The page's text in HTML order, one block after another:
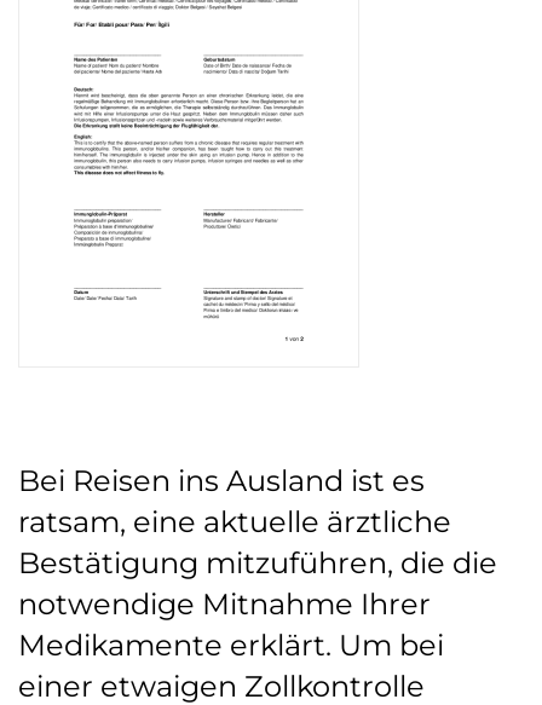
Bei Reisen ins Ausland ist es
ratsam, eine aktuelle ärztliche
Bestätigung mitzuführen, die die
notwendige Mitnahme Ihrer
Medikamente erklärt. Um bei
einer etwaigen Zollkontrolle